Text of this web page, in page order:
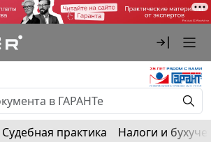
Судебная практика Налоги и